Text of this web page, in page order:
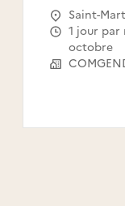
Saint-
1 jour par mois à partir du 9
octobre